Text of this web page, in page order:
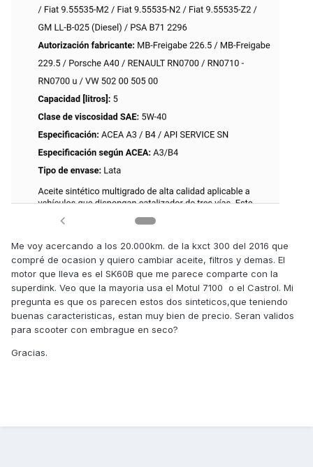
Me voy acercando a los 20.000km. de la kxct 300 del 2016 que
compré de ocasion y quiero cambiar aceite, filtros y demas. El
motor que lleva es el SK60B que me parece comparte con la
superdink. Veo que la mayoria usa el Motul 7100 o el Castrol. Mi
pregunta es que os parecen estos dos sinteticos,que teniendo
buenas caracteristicas, estan muy bien de precio. Seran validos
para scooter con embrague en seco?
Gracias.